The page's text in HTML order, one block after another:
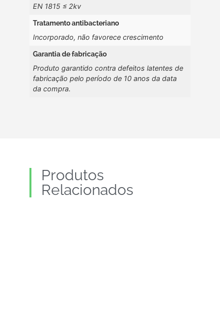
EN 1815 ≤ 2kv
Tratamento antibacteriano
Incorporado, não favorece crescimento
Garantia de fabricação
Produto garantido contra defeitos latentes de
fabricação pelo período de 10 anos da data
da compra.
Produtos
Relacionados